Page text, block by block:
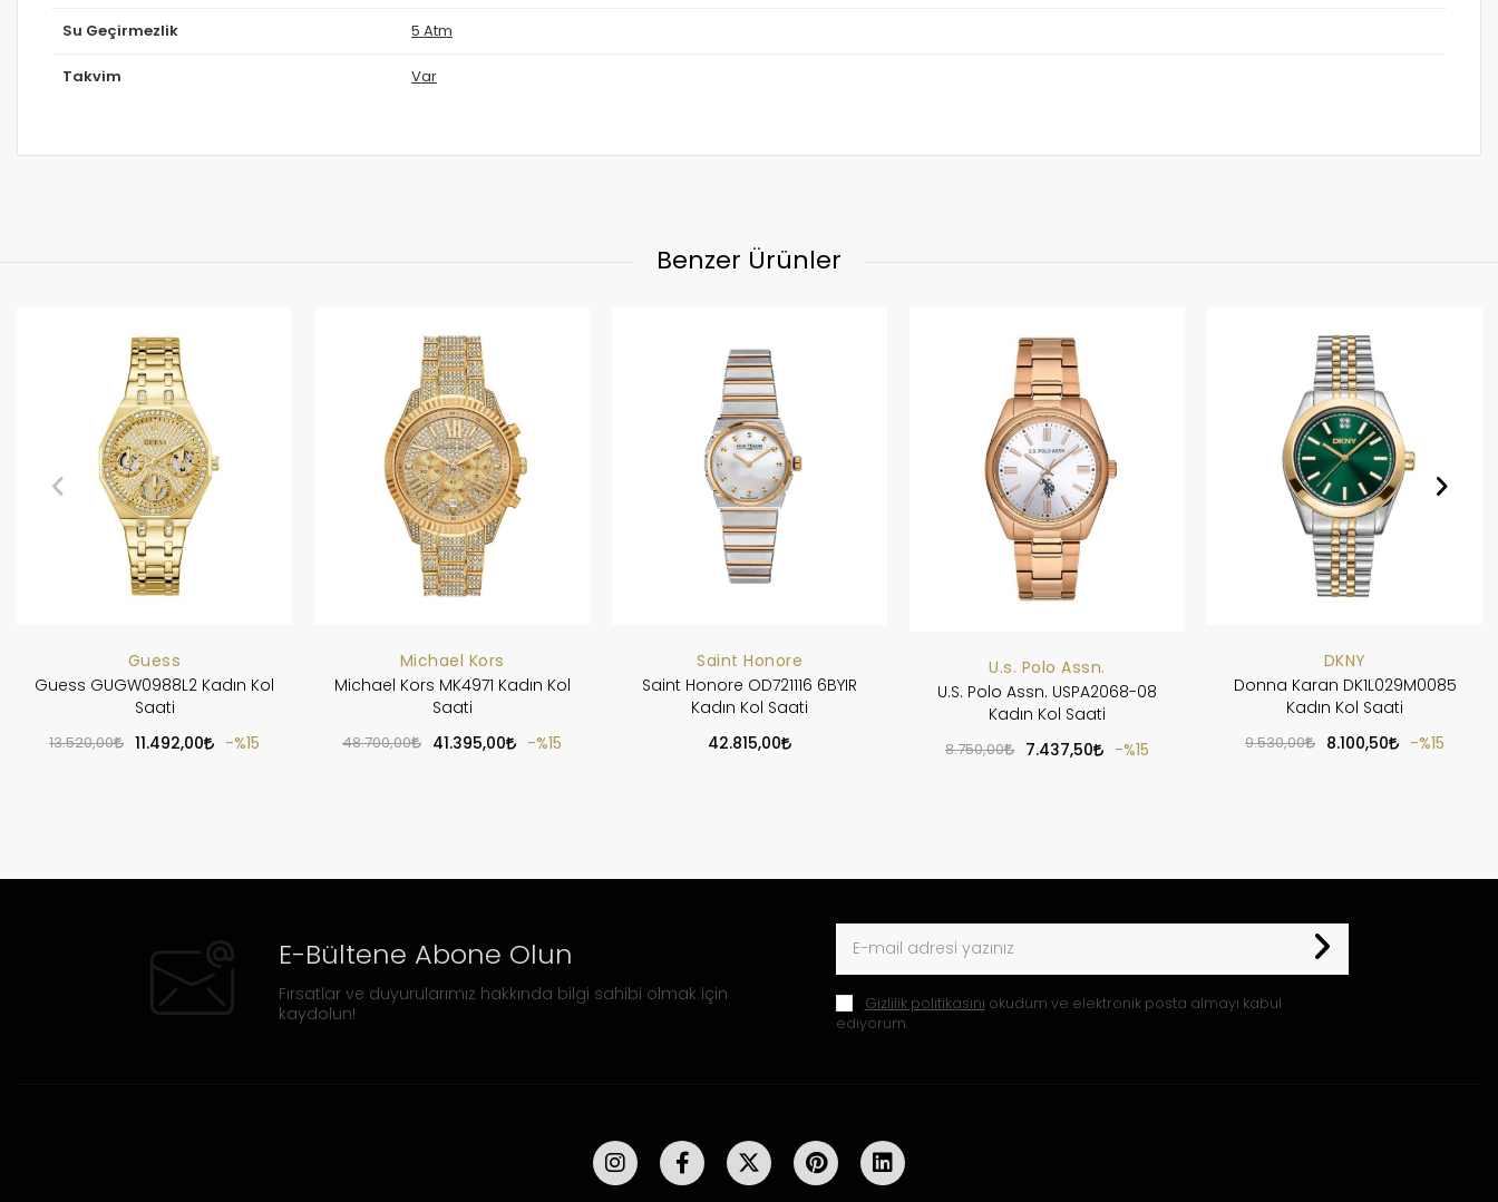
Su Geçirmezlik 5 Atm
Takvim Var
Benzer Ürünler
Guess
Guess GUGW0988L2 Kadın Kol
Saati
13.520,00 11.492,00 %15
Michael Kors
Michael Kors MK4971 Kadın Kol
Saati
48.700,00 41.395,00 %15
Saint Honore
Saint Honore OD721116 6BYIR
Kadın Kol Saati
42.815,00
U.s. Polo Assn.
U.S. Polo Assn. USPA2068-08
Kadın Kol Saati
8.750,00 7.437,50 %15
DKNY
Donna Karan DK1L029M0085
Kadın Kol Saati
9.530,00 8.100,50 %15
E-Bültene Abone Olun
Fırsatlar ve duyurularımız hakkında bilgi sahibi olmak için
kaydolun!
Gizlilik politikasını okudum ve elektronik posta almayı kabul
ediyorum.